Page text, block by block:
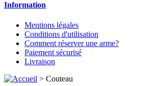
Information
Mentions légales
Conditions d'utilisation
Comment réserver une arme?
Paiement sécurisé
Livraison
> Couteau